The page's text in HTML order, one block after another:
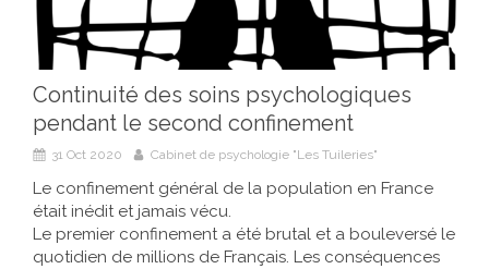
Continuité des soins psychologiques
pendant le second confinement
31 Oct 2020 Cabinet de psychologie "Les Tuileries"
Le confinement général de la population en France
était inédit et jamais vécu.
Le premier confinement a été brutal et a bouleversé le
quotidien de millions de Français. Les conséquences